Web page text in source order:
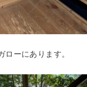
ローにあります。